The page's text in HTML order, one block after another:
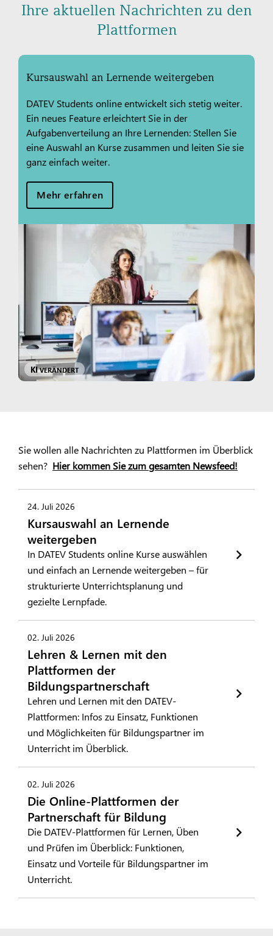
Ihre aktuellen Nachrichten zu den
Plattformen
Kursauswahl an Lernende weitergeben
DATEV Students online entwickelt sich stetig weiter.
Ein neues Feature erleichtert Sie in der
Aufgabenverteilung an Ihre Lernenden: Stellen Sie
eine Auswahl an Kurse zusammen und leiten Sie sie
ganz einfach weiter.
Mehr erfahren
KIVERÄNDERT
Sie wollen alle Nachrichten zu Plattformen im Überblick
sehen? Hier kommen Sie zum gesamten Newsfeed!
24. Juli 2026
Kursauswahl an Lernende
weitergeben
In DATEV Students online Kurse auswählen
und einfach an Lernende weitergeben – für
strukturierte Unterrichtsplanung und
gezielte Lernpfade.
02. Juli 2026
Lehren & Lernen mit den
Plattformen der
Bildungspartnerschaft
Lehren und Lernen mit den DATEV-
Plattformen: Infos zu Einsatz, Funktionen
und Möglichkeiten für Bildungspartner im
Unterricht im Überblick.
02. Juli 2026
Die Online-Plattformen der
Partnerschaft für Bildung
Die DATEV-Plattformen für Lernen, Üben
und Prüfen im Überblick: Funktionen,
Einsatz und Vorteile für Bildungspartner im
Unterricht.